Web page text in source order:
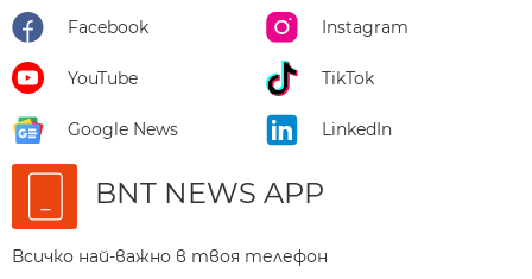
Facebook Instagram
YouTube TikTok
Google News LinkedIn
BNT NEWS APP
Всичко най-важно в твоя телефон